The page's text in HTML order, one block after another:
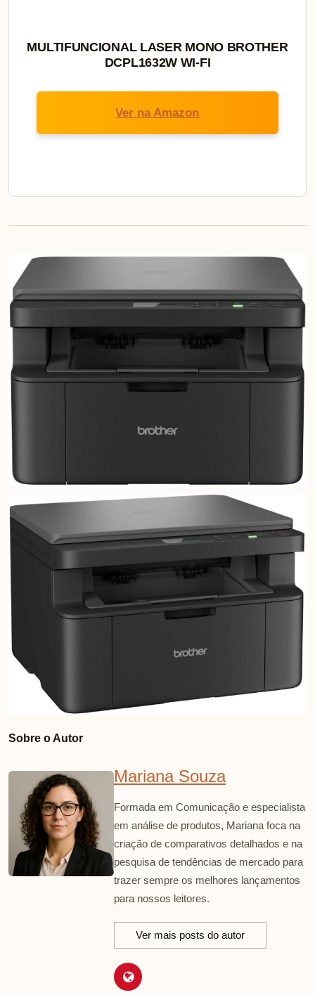
MULTIFUNCIONAL LASER MONO BROTHER
DCPL1632W WI-FI
Ver na Amazon
Sobre o Autor
Mariana Souza
Formada em Comunicação e especialista
em análise de produtos, Mariana foca na
criação de comparativos detalhados e na
pesquisa de tendências de mercado para
trazer sempre os melhores lançamentos
para nossos leitores.
Ver mais posts do autor